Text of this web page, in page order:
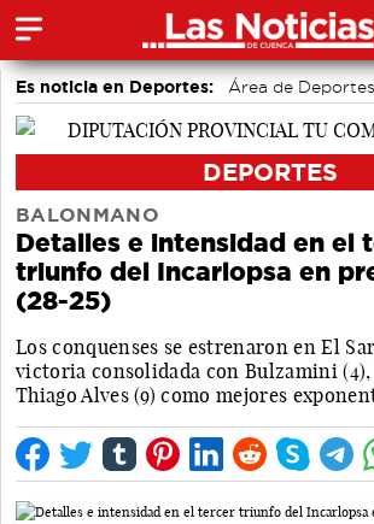
Es noticia en Deportes: Área de Deportes
Motor
Bolos conquenses
DEPORTES
BALONMANO
Detalles e intensidad en el
triunfo del Incarlopsa en
(28-25)
Los conquenses se estrenaron en El
victoria consolidada con Bulzamini (4),
Thiago Alves (9) como mejores